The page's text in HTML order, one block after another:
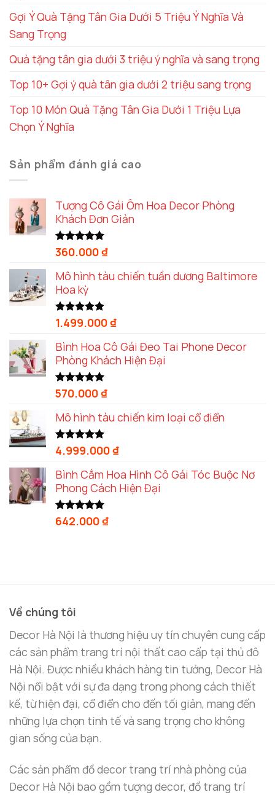
Gợi Ý Quà Tặng Tân Gia Dưới 5 Triệu Ý Nghĩa Và
Sang Trọng
Quà tặng tân gia dưới 3 triệu ý nghĩa và sang trọng
Top 10+ Gợi ý quà tân gia dưới 2 triệu sang trọng
Top 10 Món Quà Tặng Tân Gia Dưới 1 Triệu Lựa
Chọn Ý Nghĩa
Sản phẩm đánh giá cao
Tượng Cô Gái Ôm Hoa Decor Phòng
Khách Đơn Giản
Được xếp
5 sao
360.000₫
Mô hình tàu chiến tuần dương Baltimore
Hoa kỳ
Được xếp
5 sao
1.499.000₫
Bình Hoa Cô Gái Đeo Tai Phone Decor
Phòng Khách Hiện Đại
Được xếp
5 sao
570.000₫
Mô hình tàu chiến kim loại cổ điển
Được xếp
5 sao
4.999.000₫
Bình Cắm Hoa Hình Cô Gái Tóc Buộc Nơ
Phong Cách Hiện Đại
Được xếp
642.000₫
Về chúng tôi
Decor Hà Nội là thương hiệu uy tín chuyên cung cấp
các sản phẩm trang trí nội thất cao cấp tại thủ đô
Hà Nội. Được nhiều khách hàng tin tưởng, Decor Hà
Nội nổi bật với sự đa dạng trong phong cách thiết
kế, từ hiện đại, cổ điển cho đến tối giản, mang đến
những lựa chọn tinh tế và sang trọng cho không
gian sống của bạn.
Các sản phẩm đồ decor trang trí nhà phòng của
Decor Hà Nội bao gồm tượng decor, đồ trang trí